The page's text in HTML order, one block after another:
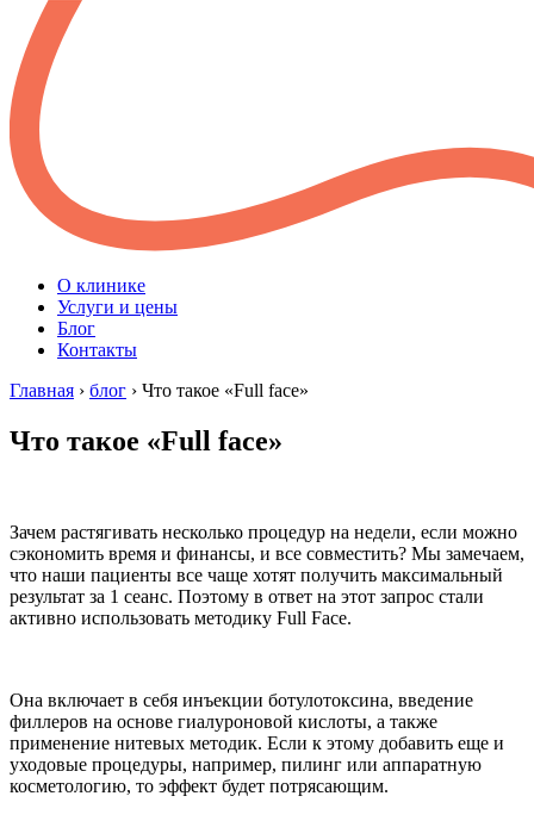
О клинике
Услуги и цены
Блог
Контакты
Главная › блог › Что такое «Full face»
Что такое «Full face»
Зачем растягивать несколько процедур на недели, если можно
сэкономить время и финансы, и все совместить? Мы замечаем,
что наши пациенты все чаще хотят получить максимальный
результат за 1 сеанс. Поэтому в ответ на этот запрос стали
активно использовать методику Full Face.
Она включает в себя инъекции ботулотоксина, введение
филлеров на основе гиалуроновой кислоты, а также
применение нитевых методик. Если к этому добавить еще и
уходовые процедуры, например, пилинг или аппаратную
косметологию, то эффект будет потрясающим.